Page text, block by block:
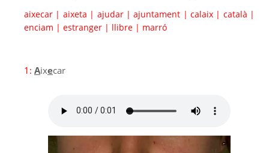
aixecar | aixeta | ajudar |ajuntament | calaix | català |
enciam | estranger | llibre | marró
1: Aixecar